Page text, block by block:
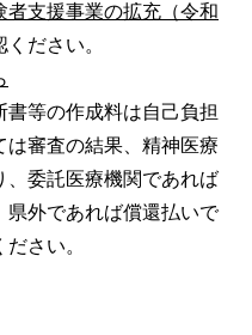
者支援事業の拡充（令和
ださい。
等の作成料は自己負担
は審査の結果、精神医療
、委託医療機関であれば
県外であれば償還払いで
さい。